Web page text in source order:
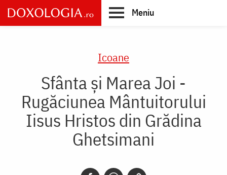
Skip
to
main
Meniu
Icoane
Sfânta și Marea Joi -
Rugăciunea Mântuitorului
Iisus Hristos din Grădina
Ghetsimani